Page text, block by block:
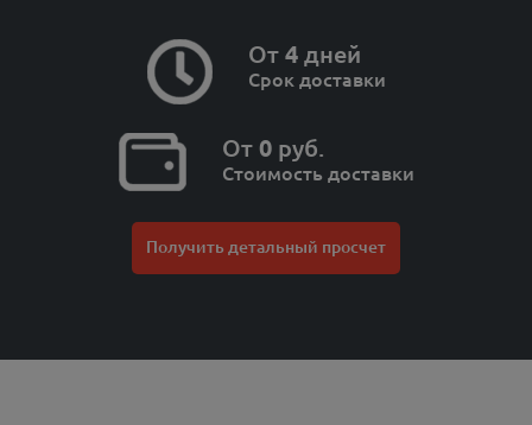
От4дней
Срок доставки
От0руб.
Стоимость доставки
Получить детальный просчет